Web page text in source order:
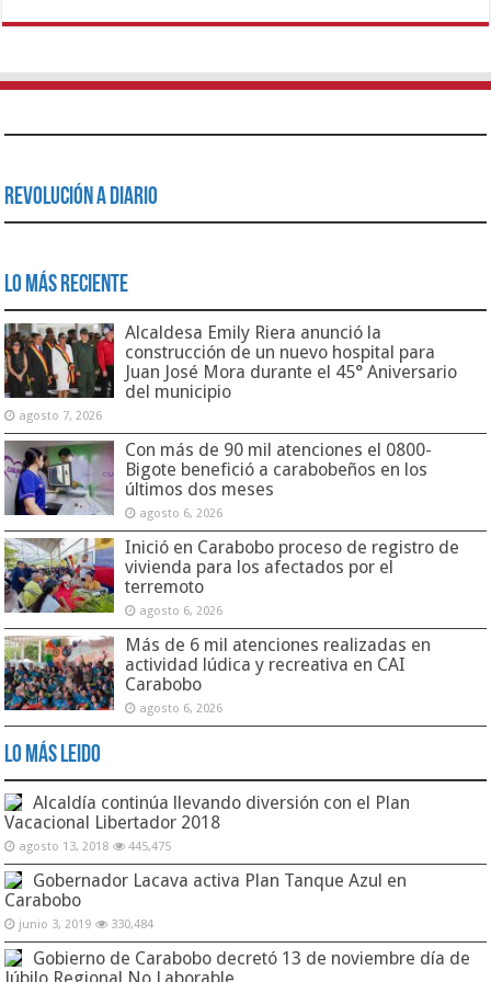
Revolución a Diario
Lo Más Reciente
Alcaldesa Emily Riera anunció la
construcción de un nuevo hospital para
Juan José Mora durante el 45° Aniversario
del municipio
agosto 7, 2026
Con más de 90 mil atenciones el 0800-
Bigote benefició a carabobeños en los
últimos dos meses
agosto 6, 2026
Inició en Carabobo proceso de registro de
vivienda para los afectados por el
terremoto
agosto 6, 2026
Más de 6 mil atenciones realizadas en
actividad lúdica y recreativa en CAI
Carabobo
agosto 6, 2026
Lo Más Leido
Alcaldía continúa llevando diversión con el Plan
Vacacional Libertador 2018
agosto 13, 2018 445,475
Gobernador Lacava activa Plan Tanque Azul en
Carabobo
junio 3, 2019 330,484
Gobierno de Carabobo decretó 13 de noviembre día de
Júbilo Regional No Laborable